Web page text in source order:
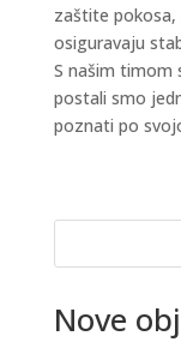
zaštite pokosa,
osiguravaju
S našim timom
postali smo
poznati po
Nove